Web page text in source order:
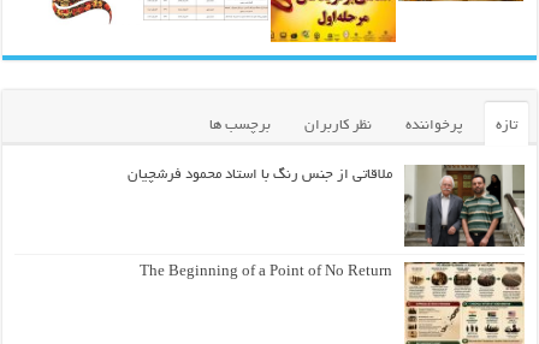
تازه پرخواننده نظر کاربران برچسب ها
ملاقاتی از جنس رنگ با استاد محمود فرشچیان
The Beginning of a Point of No Return